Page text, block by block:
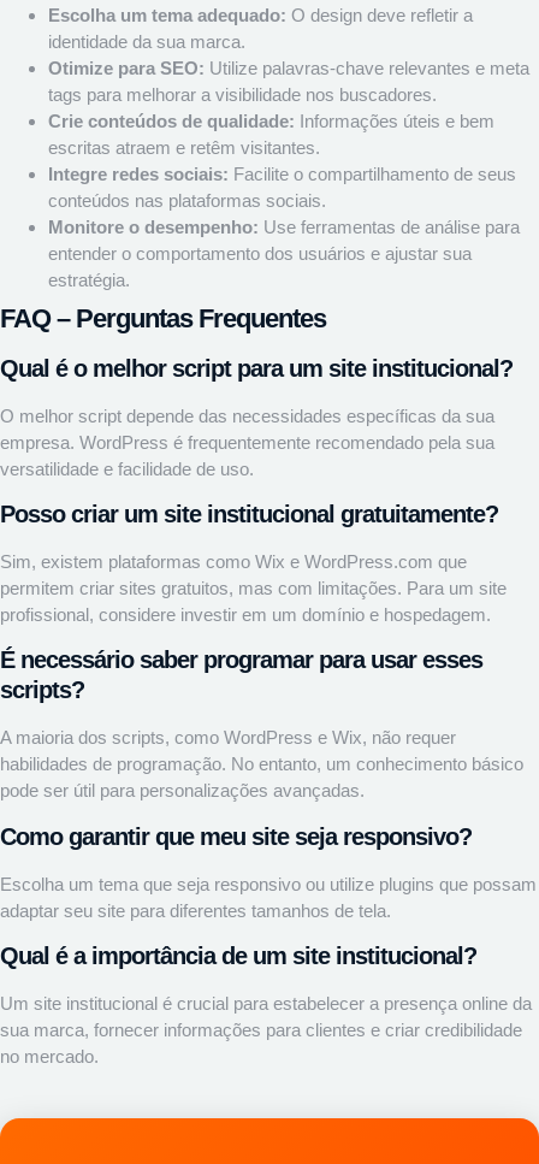
Escolha um tema adequado: O design deve refletir a
identidade da sua marca.
Otimize para SEO: Utilize palavras-chave relevantes e meta
tags para melhorar a visibilidade nos buscadores.
Crie conteúdos de qualidade: Informações úteis e bem
escritas atraem e retêm visitantes.
Integre redes sociais: Facilite o compartilhamento de seus
conteúdos nas plataformas sociais.
Monitore o desempenho: Use ferramentas de análise para
entender o comportamento dos usuários e ajustar sua
estratégia.
FAQ – Perguntas Frequentes
Qual é o melhor script para um site institucional?
O melhor script depende das necessidades específicas da sua
empresa. WordPress é frequentemente recomendado pela sua
versatilidade e facilidade de uso.
Posso criar um site institucional gratuitamente?
Sim, existem plataformas como Wix e WordPress.com que
permitem criar sites gratuitos, mas com limitações. Para um site
profissional, considere investir em um domínio e hospedagem.
É necessário saber programar para usar esses
scripts?
A maioria dos scripts, como WordPress e Wix, não requer
habilidades de programação. No entanto, um conhecimento básico
pode ser útil para personalizações avançadas.
Como garantir que meu site seja responsivo?
Escolha um tema que seja responsivo ou utilize plugins que possam
adaptar seu site para diferentes tamanhos de tela.
Qual é a importância de um site institucional?
Um site institucional é crucial para estabelecer a presença online da
sua marca, fornecer informações para clientes e criar credibilidade
no mercado.